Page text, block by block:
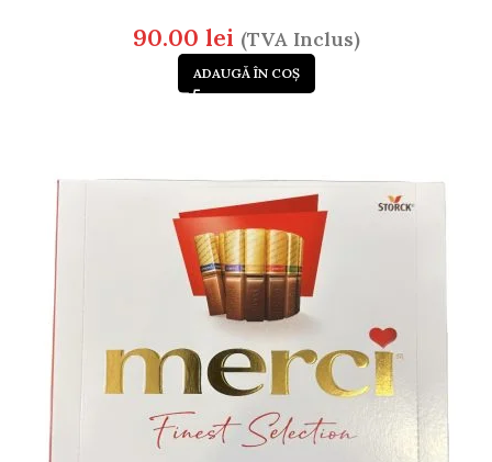
90.00 lei (TVA Inclus)
ADAUGĂ ÎN COȘ